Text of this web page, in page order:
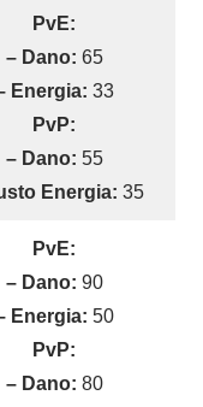
PvE:
– Dano: 65
Energia: 33
PvP:
– Dano: 55
Energia: 35
PvE:
– Dano: 90
Energia: 50
PvP:
– Dano: 80